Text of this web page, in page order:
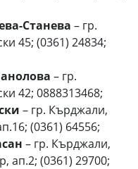
Станева – гр.
45; (0361) 24834;
– гр.
42; 0888313468;
– гр. Кърджали,
(0361) 64556;
– гр. Кърджали,
ап.2; (0361) 29700;